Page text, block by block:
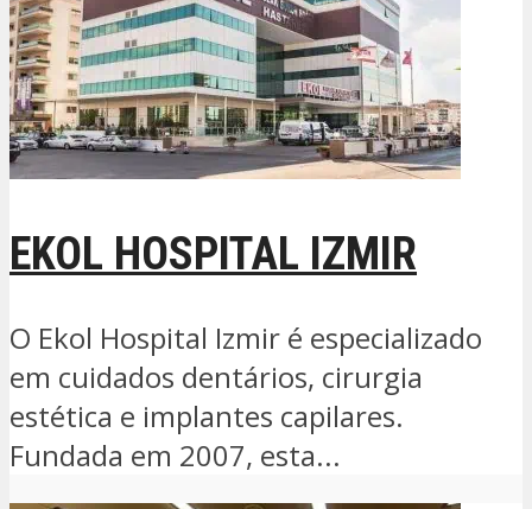
EKOL HOSPITAL IZMIR
O Ekol Hospital Izmir é especializado
em cuidados dentários, cirurgia
estética e implantes capilares.
Fundada em 2007, esta...